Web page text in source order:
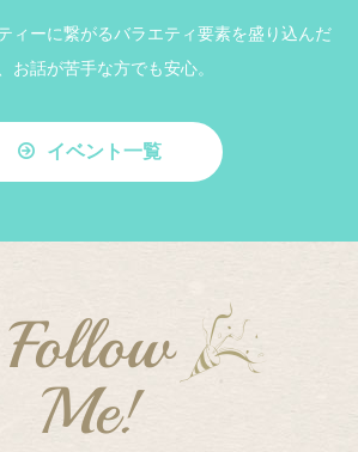
ィーに繋がるバラエティ要素を盛り込んだ
お話が苦手な方でも安心。
イベント一覧
Follow
Me!